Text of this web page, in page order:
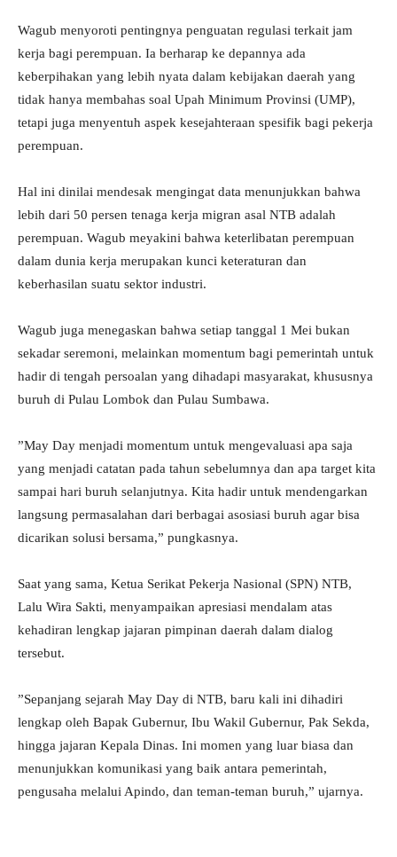
​Wagub menyoroti pentingnya penguatan regulasi terkait jam
kerja bagi perempuan. Ia berharap ke depannya ada
keberpihakan yang lebih nyata dalam kebijakan daerah yang
tidak hanya membahas soal Upah Minimum Provinsi (UMP),
tetapi juga menyentuh aspek kesejahteraan spesifik bagi pekerja
perempuan.
​Hal ini dinilai mendesak mengingat data menunjukkan bahwa
lebih dari 50 persen tenaga kerja migran asal NTB adalah
perempuan. Wagub meyakini bahwa keterlibatan perempuan
dalam dunia kerja merupakan kunci keteraturan dan
keberhasilan suatu sektor industri.
​Wagub juga menegaskan bahwa setiap tanggal 1 Mei bukan
sekadar seremoni, melainkan momentum bagi pemerintah untuk
hadir di tengah persoalan yang dihadapi masyarakat, khususnya
buruh di Pulau Lombok dan Pulau Sumbawa.
​”May Day menjadi momentum untuk mengevaluasi apa saja
yang menjadi catatan pada tahun sebelumnya dan apa target kita
sampai hari buruh selanjutnya. Kita hadir untuk mendengarkan
langsung permasalahan dari berbagai asosiasi buruh agar bisa
dicarikan solusi bersama,” pungkasnya.
Saat yang sama, Ketua Serikat Pekerja Nasional (SPN) NTB,
Lalu Wira Sakti, menyampaikan apresiasi mendalam atas
kehadiran lengkap jajaran pimpinan daerah dalam dialog
tersebut.
​”Sepanjang sejarah May Day di NTB, baru kali ini dihadiri
lengkap oleh Bapak Gubernur, Ibu Wakil Gubernur, Pak Sekda,
hingga jajaran Kepala Dinas. Ini momen yang luar biasa dan
menunjukkan komunikasi yang baik antara pemerintah,
pengusaha melalui Apindo, dan teman-teman buruh,” ujarnya.